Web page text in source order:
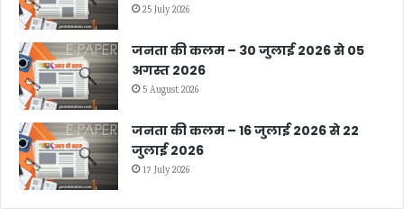
25 July 2026
जनता की कलम – 30 जुलाई 2026 से 05
अगस्त 2026
5 August 2026
जनता की कलम – 16 जुलाई 2026 से 22
जुलाई 2026
17 July 2026